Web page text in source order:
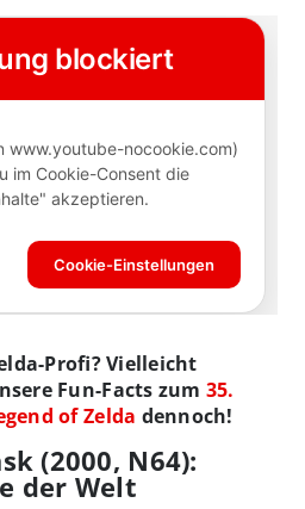
Profi? Vielleicht
Fun-Facts zum 35.
of Zelda dennoch!
(2000, N64):
der Welt